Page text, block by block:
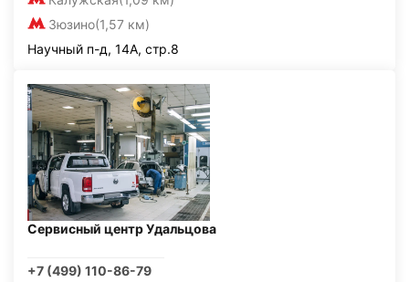
Зюзино(1,57 км)
Научный п-д, 14А, стр.8
Сервисный центр Удальцова
+7 (499) 110-86-79